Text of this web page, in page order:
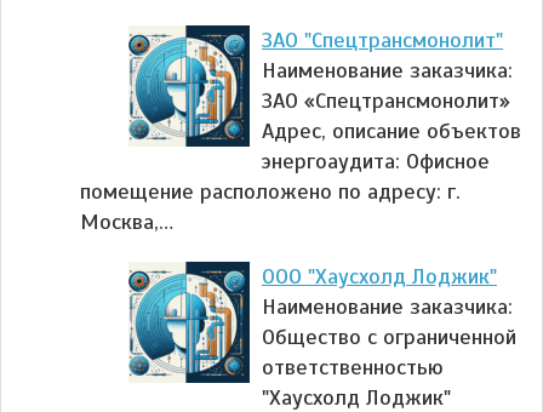
ЗАО "Спецтрансмонолит"
Наименование заказчика:
ЗАО «Спецтрансмонолит»
Адрес, описание объектов
энергоаудита: Офисное
помещение расположено по адресу: г.
Москва,…
ООО "Хаусхолд Лоджик"
Наименование заказчика:
Общество с ограниченной
ответственностью
"Хаусхолд Лоджик"